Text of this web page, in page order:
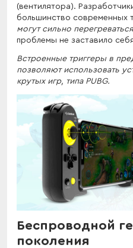
(вентилятора).
большинство современных
могут сильно
проблемы не заставило
Встроенные триггеры в
позволяют использовать
крутых игр, типа PUBG.
Беспроводной
поколения